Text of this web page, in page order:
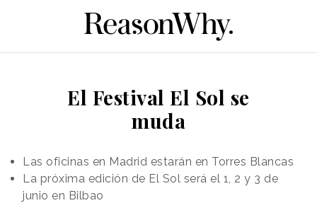
El Festival El Sol se
muda
Las oficinas en Madrid estarán en Torres Blancas
La próxima edición de El Sol será el 1, 2 y 3 de
junio en Bilbao